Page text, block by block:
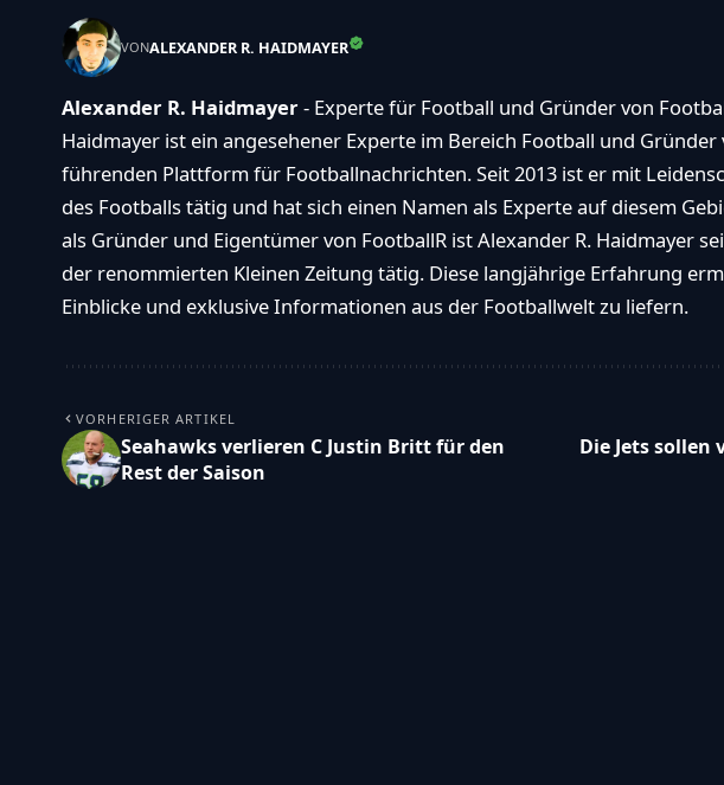
VONALEXANDER R. HAIDMAYER
Alexander R. Haidmayer- Experte für Football und Gründer von
Haidmayer ist ein angesehener Experte im Bereich Football und Gründer
führenden Plattform für Footballnachrichten. Seit 2013 ist er mit
des Footballs tätig und hat sich einen Namen als Experte auf diesem
als Gründer und Eigentümer von FootballR ist Alexander R. Haidmayer
der renommierten Kleinen Zeitung tätig. Diese langjährige Erfahrung
Einblicke und exklusive Informationen aus der Footballwelt zu liefern.
VORHERIGER ARTIKEL
Seahawks verlieren C Justin Britt für den
Rest der Saison
Die Jets sollen